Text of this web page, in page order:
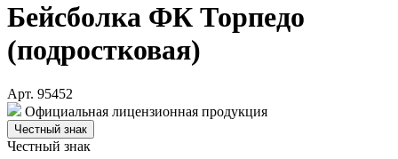
Бейсболка ФК Торпедо
(подростковая)
Арт. 95452
Официальная лицензионная продукция
Честный знак
Честный знак